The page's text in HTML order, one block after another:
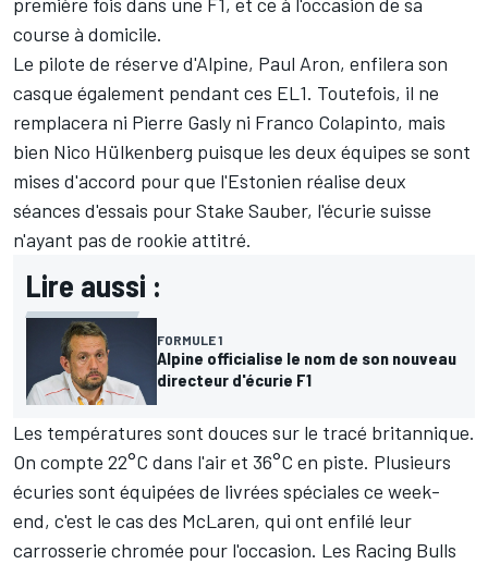
course à domicile.
Le pilote de réserve d'Alpine, Paul Aron, enfilera son
casque également pendant ces EL1. Toutefois, il ne
remplacera ni Pierre Gasly ni Franco Colapinto, mais
bien Nico Hülkenberg puisque les deux équipes se sont
mises d'accord pour que l'Estonien réalise deux
séances d'essais pourStake Sauber, l'écurie suisse
n'ayant pas de rookie attitré.
Lire aussi :
FORMULE 1
Alpine officialise le nom de son nouveau
directeur d'écurie F1
Les températures sont douces sur le tracé britannique.
On compte 22°C dans l'air et 36°C en piste. Plusieurs
écuries sont équipées de livrées spéciales ce week-
end, c'est le cas des McLaren, qui ont enfilé leur
carrosserie chromée pour l'occasion. Les Racing Bulls